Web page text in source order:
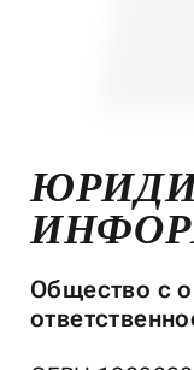
Общество с